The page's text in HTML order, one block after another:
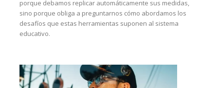
porque debamos replicar automáticamente sus medidas,
sino porque obliga a preguntarnos cómo abordamos los
desafíos que estas herramientas suponen al sistema
educativo.